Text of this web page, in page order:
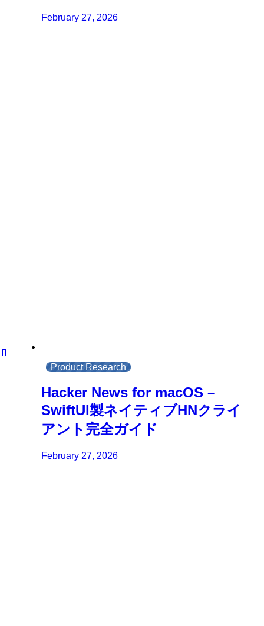
February 27, 2026
Product Research
Hacker News for macOS –
SwiftUI製ネイティブHNクライ
アント完全ガイド
February 27, 2026